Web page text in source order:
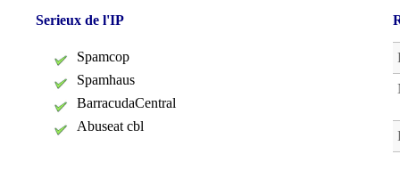
Serieux de l'IP
Spamcop
Spamhaus
BarracudaCentral
Abuseat cbl